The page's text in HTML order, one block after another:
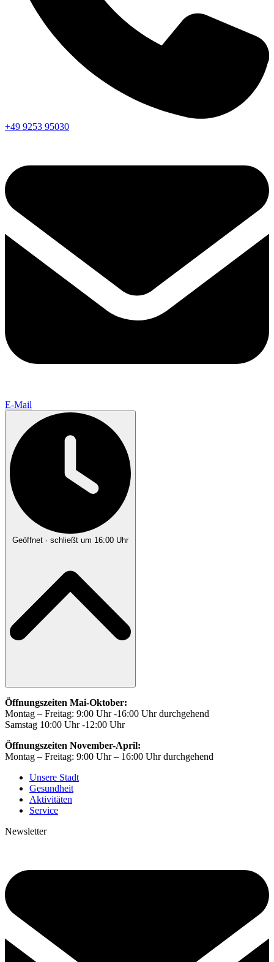
+49 9253 95030
E-Mail
Geöffnet · schließt um 16:00 Uhr
Öffnungszeiten Mai-Oktober:
Montag – Freitag: 9:00 Uhr -16:00 Uhr durchgehend
Samstag 10:00 Uhr -12:00 Uhr
Öffnungszeiten November-April:
Montag – Freitag: 9:00 Uhr – 16:00 Uhr durchgehend
Unsere Stadt
Gesundheit
Aktivitäten
Service
Newsletter